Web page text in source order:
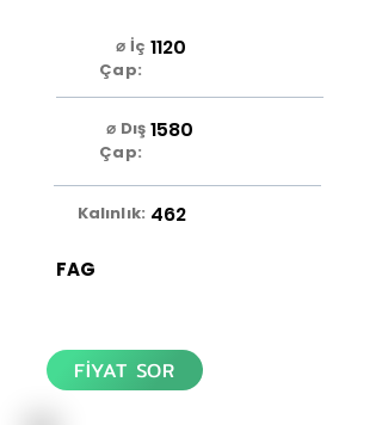
⌀ İç
Çap:
1120
⌀ Dış
Çap:
1580
Kalınlık: 462
FAG
FİYAT SOR